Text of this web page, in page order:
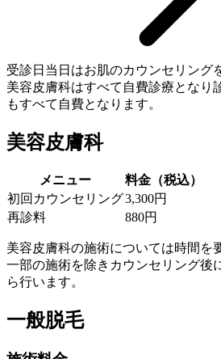
受診日当日はお肌のカウンセリング
美容皮膚科はすべて自費診療となり
もすべて自費となります。
美容皮膚科
メニュー
料金（税込）
初回カウンセリング3,300円
再診料
880円
美容皮膚科の施術については時間を
一部の施術を除きカウンセリング後
ら行います。
一般脱毛